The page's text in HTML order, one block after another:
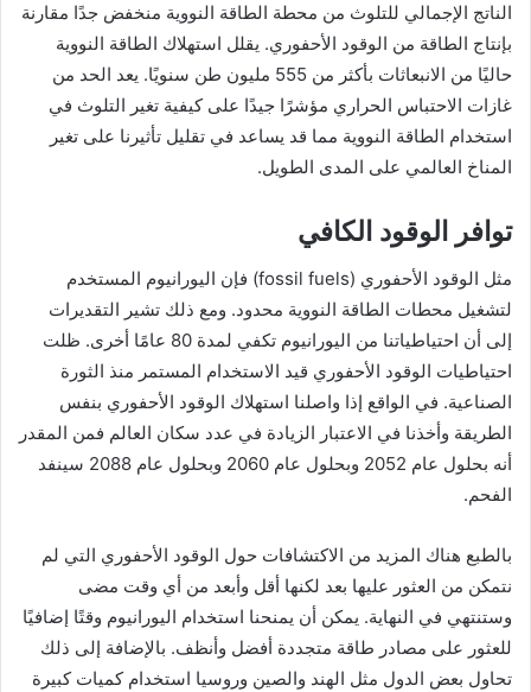
الناتج الإجمالي للتلوث من محطة الطاقة النووية منخفض جدًا مقارنة
بإنتاج الطاقة من الوقود الأحفوري. يقلل استهلاك الطاقة النووية
حاليًا من الانبعاثات بأكثر من 555 مليون طن سنويًا. يعد الحد من
غازات الاحتباس الحراري مؤشرًا جيدًا على كيفية تغير التلوث في
استخدام الطاقة النووية مما قد يساعد في تقليل تأثيرنا على تغير
المناخ العالمي على المدى الطويل.
توافر الوقود الكافي
مثل الوقود الأحفوري (fossil fuels) فإن اليورانيوم المستخدم
لتشغيل محطات الطاقة النووية محدود. ومع ذلك تشير التقديرات
إلى أن احتياطياتنا من اليورانيوم تكفي لمدة 80 عامًا أخرى. ظلت
احتياطيات الوقود الأحفوري قيد الاستخدام المستمر منذ الثورة
الصناعية. في الواقع إذا واصلنا استهلاك الوقود الأحفوري بنفس
الطريقة وأخذنا في الاعتبار الزيادة في عدد سكان العالم فمن المقدر
أنه بحلول عام 2052 وبحلول عام 2060 وبحلول عام 2088 سينفد
الفحم.
بالطبع هناك المزيد من الاكتشافات حول الوقود الأحفوري التي لم
نتمكن من العثور عليها بعد لكنها أقل وأبعد من أي وقت مضى
وستنتهي في النهاية. يمكن أن يمنحنا استخدام اليورانيوم وقتًا إضافيًا
للعثور على مصادر طاقة متجددة أفضل وأنظف. بالإضافة إلى ذلك
تحاول بعض الدول مثل الهند والصين وروسيا استخدام كميات كبيرة